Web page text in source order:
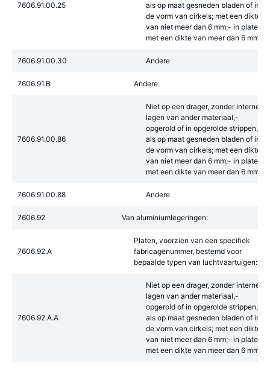
7606.91.00.25
als op maat gesneden bladen of in
de vorm van cirkels; met een dikte
van niet meer dan 6 mm;- in platen,
met een dikte van meer dan 6 mm
7606.91.00.30 Andere
7606.91.B Andere:
7606.91.00.86
Niet op een drager, zonder interne
lagen van ander materiaal,-
opgerold of in opgerolde strippen,
als op maat gesneden bladen of in
de vorm van cirkels; met een dikte
van niet meer dan 6 mm;- in platen,
met een dikte van meer dan 6 mm
7606.91.00.88 Andere
7606.92 Van aluminiumlegeringen:
7606.92.A
Platen, voorzien van een specifiek
fabricagenummer, bestemd voor
bepaalde typen van luchtvaartuigen:
7606.92.A.A
Niet op een drager, zonder interne
lagen van ander materiaal,-
opgerold of in opgerolde strippen,
als op maat gesneden bladen of in
de vorm van cirkels; met een dikte
van niet meer dan 6 mm;- in platen,
met een dikte van meer dan 6 mm: